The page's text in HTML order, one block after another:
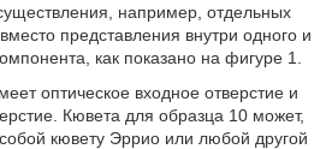
например, отдельных
представления внутри одного и
как показано на фигуре 1.
оптическое входное отверстие и
Кювета для образца 10 может,
кювету Эррио или любой другой